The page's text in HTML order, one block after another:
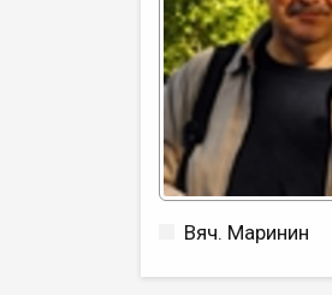
Вяч. Маринин